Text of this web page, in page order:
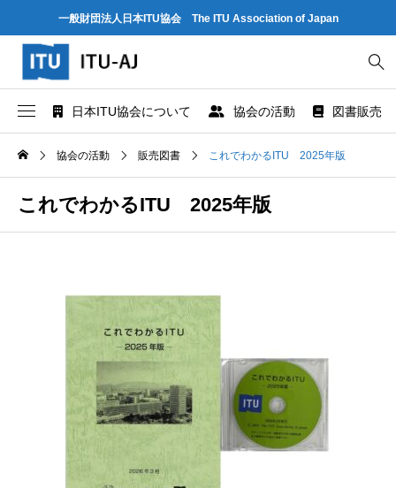
一般財団法人日本ITU協会 The ITU Association of Japan
日本ITU協会について 協会の活動 図書販売
協会概要
協会組織
協会案内パンフレット
世界情報社会・電気通信日記念行事
研究会
閲覧のご案内 - ITU関係出版物 -
ITU とは
ITU-R 関係のデータ情報
ITUメンバー情報（加盟国、参加企業・団体）
ITU関係会合・イベントカレンダー等
協会の活動 販売図書 これでわかるITU 2025年版
これでわかるITU 2025年版